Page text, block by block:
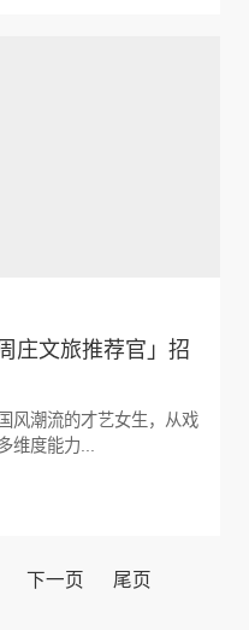
庄文旅推荐官」招
风潮流的才艺女生，从戏
维度能力...
下一页 尾页